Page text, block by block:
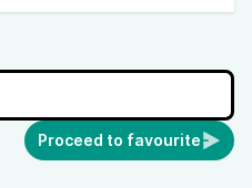
Proceed to favourite